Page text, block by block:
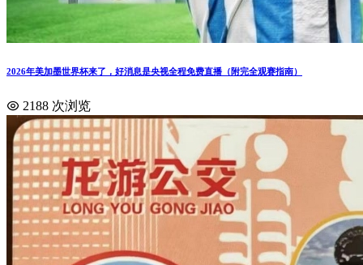
2026年美加墨世界杯来了，好消息是央视全程免费直播（附完全观赛指南）
2188 次浏览